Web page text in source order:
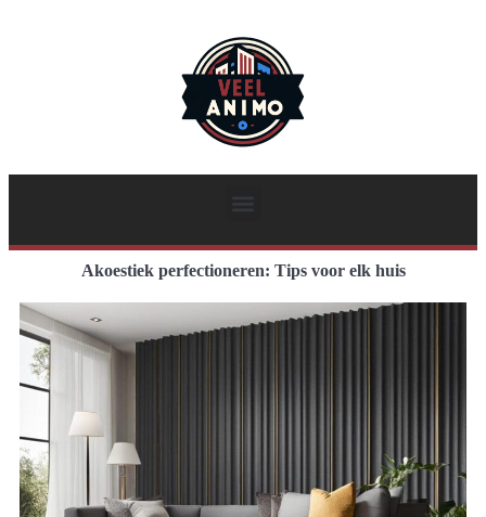
Akoestiek perfectioneren: Tips voor elk huis